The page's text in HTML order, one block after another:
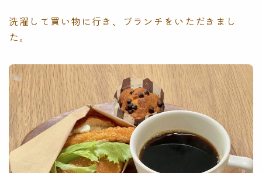
洗濯して買い物に行き、ブランチをいただきまし
た。